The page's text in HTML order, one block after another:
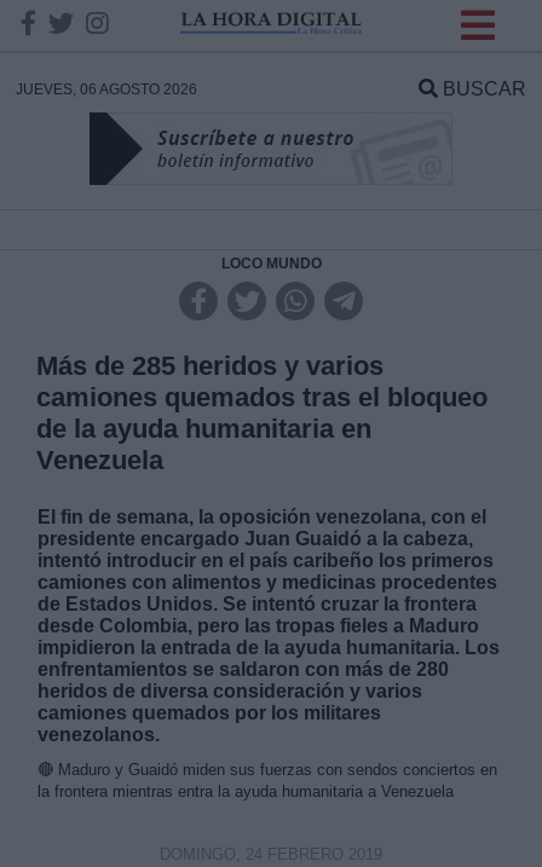
JUEVES, 06 AGOSTO 2026 BUSCAR
LOCO MUNDO
Más de 285 heridos y varios
camiones quemados tras el bloqueo
de la ayuda humanitaria en
Venezuela
El fin de semana, la oposición venezolana, con el
presidente encargado Juan Guaidó a la cabeza,
intentó introducir en el país caribeño los primeros
camiones con alimentos y medicinas procedentes
de Estados Unidos. Se intentó cruzar la frontera
desde Colombia, pero las tropas fieles a Maduro
impidieron la entrada de la ayuda humanitaria. Los
enfrentamientos se saldaron con más de 280
heridos de diversa consideración y varios
camiones quemados por los militares
venezolanos.
🔴 Maduro y Guaidó miden sus fuerzas con sendos conciertos en
la frontera mientras entra la ayuda humanitaria a Venezuela
DOMINGO, 24 FEBRERO 2019
DATOS
Responsable:
Legitimación:
Derechos:
link
Información adicional